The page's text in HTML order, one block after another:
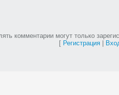
комментарии могут только
[ Регистрация|